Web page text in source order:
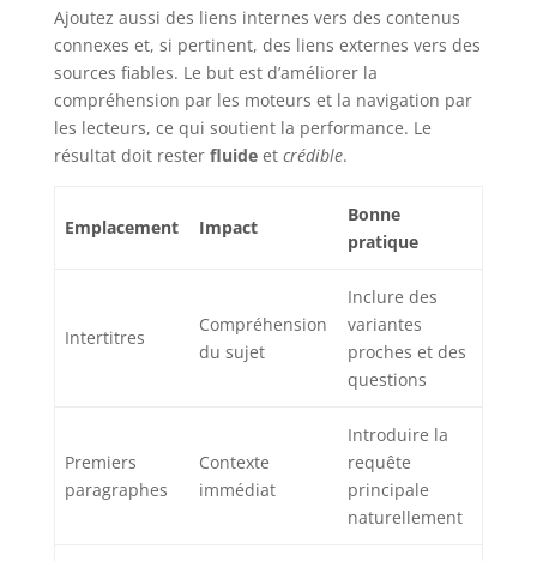
Ajoutez aussi des liens internes vers des contenus
connexes et, si pertinent, des liens externes vers des
sources fiables. Le but est d’améliorer la
compréhension par les moteurs et la navigation par
les lecteurs, ce qui soutient la performance. Le
résultat doit rester fluideet crédible.
Emplacement Impact
Bonne
pratique
Intertitres
Compréhension
du sujet
Inclure des
variantes
proches et des
questions
Premiers
paragraphes
Contexte
immédiat
Introduire la
requête
principale
naturellement